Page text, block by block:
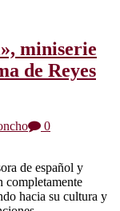
miniserie
de Reyes
0
de español y
completamente
hacia su cultura y